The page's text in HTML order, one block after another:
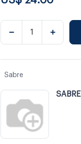
Sabre
SABRE